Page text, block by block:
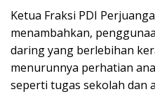
Ketua Fraksi PDI
menambahkan,
daring yang berlebihan
menurunnya perhatian
seperti tugas sekolah dan